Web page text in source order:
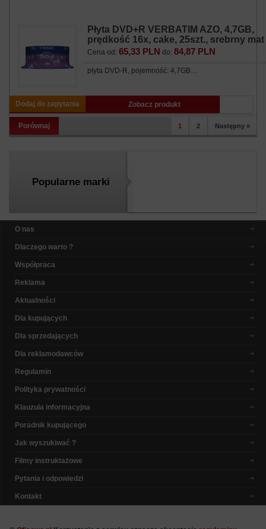
Płyta DVD+R VERBATIM AZO, 4,7GB,
prędkość 16x, cake, 25szt., srebrny mat
Cena od: 65,33 PLN do: 84,87 PLN
płyta DVD-R, pojemność: 4,7GB…
Dodaj do zapytania Zobacz produkt
Porównaj 1 2 Następny »
Popularne marki
O nas
Dlaczego warto ?
Współpraca
Reklama
Aktualności
Dla kupujących
Dla sprzedających
Dla reklamodawców
Regulamin
Polityka prywatności
Klauzula informacyjna
Poradnik kupującego
Jak wyszukiwać ?
Filmy instruktażowe
Pytania i odpowiedzi
Kontakt